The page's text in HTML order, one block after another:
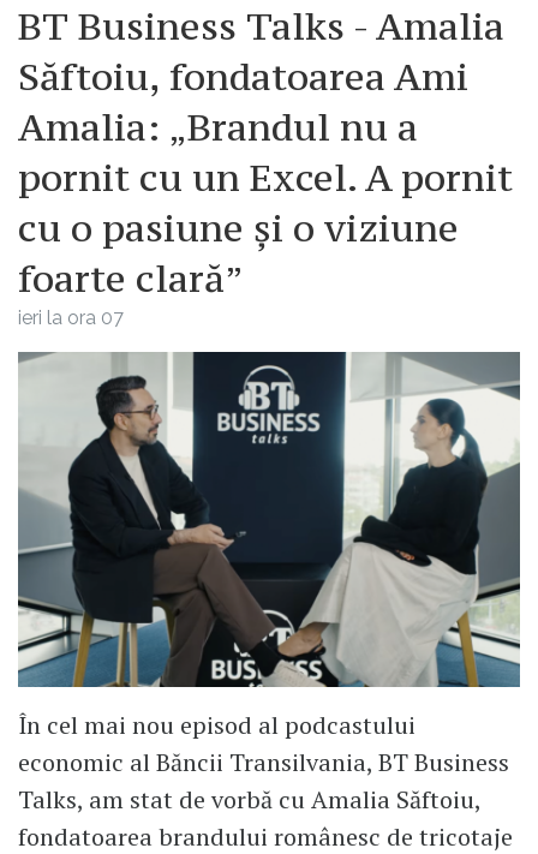
BT Business Talks - Amalia
Săftoiu, fondatoarea Ami
Amalia: „Brandul nu a
pornit cu un Excel. A pornit
cu o pasiune și o viziune
foarte clară”
ieri la ora 07
În cel mai nou episod al podcastului
economic al Băncii Transilvania, BT Business
Talks, am stat de vorbă cu Amalia Săftoiu,
fondatoarea brandului românesc de tricotaje